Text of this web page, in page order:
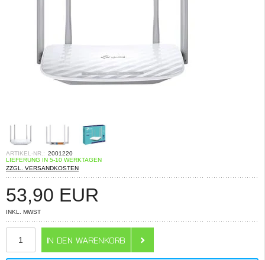
ARTIKEL-NR.: 2001220
LIEFERUNG IN 5-10 WERKTAGEN
ZZGL. VERSANDKOSTEN
53,90 EUR
INKL. MWST